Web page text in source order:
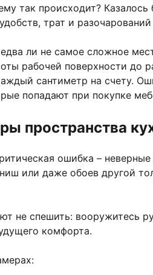
так происходит?
трат и
ли не самое сложное
рабочей поверхности до
сантиметр на счету.
попадают при покупке
пространства
ошибка –
или даже обоев другой
не спешить: вооружитесь
комфорта.